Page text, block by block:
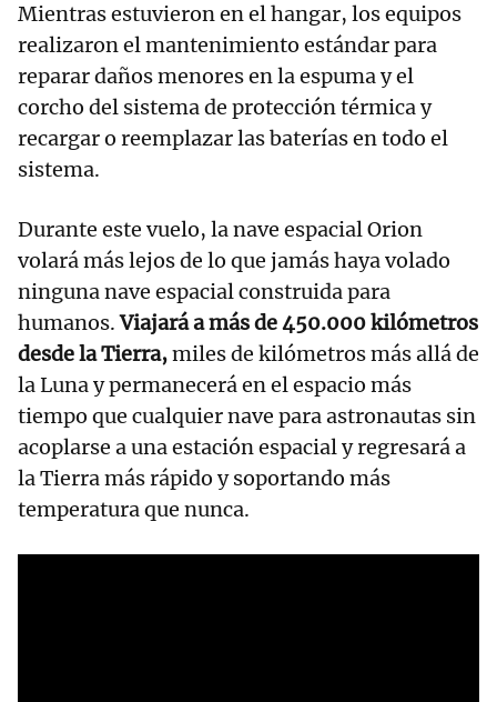
Mientras estuvieron en el hangar, los equipos
realizaron el mantenimiento estándar para
reparar daños menores en la espuma y el
corcho del sistema de protección térmica y
recargar o reemplazar las baterías en todo el
sistema.
Durante este vuelo, la nave espacial Orion
volará más lejos de lo que jamás haya volado
ninguna nave espacial construida para
humanos.Viajará a más de 450.000 kilómetros
desde la Tierra,miles de kilómetros más allá de
la Luna y permanecerá en el espacio más
tiempo que cualquier nave para astronautas sin
acoplarse a una estación espacial y regresará a
la Tierra más rápido y soportando más
temperatura que nunca.